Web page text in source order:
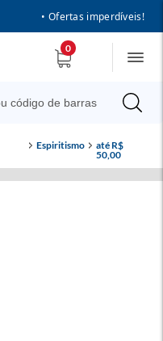
• Ofertas imperdíveis!
0
Espiritismo
até R$
50,00